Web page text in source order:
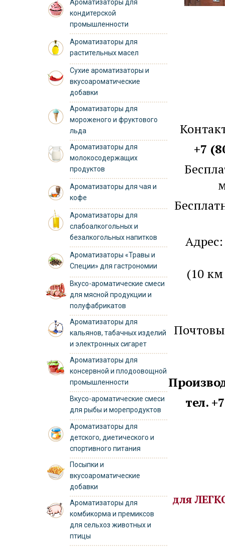
Ароматизаторы для
кондитерской
промышленности
Ароматизаторы для
растительных масел
Сухие ароматизаторы и
вкусоароматические
добавки
Ароматизаторы для
мороженого и фруктового
льда
Ароматизаторы для
молокосодержащих
продуктов
Ароматизаторы для чая и
кофе
Ароматизаторы для
слабоалкогольных и
безалкогольных напитков
Ароматизаторы «Травы и
Специи» для гастрономии
Вкусо-ароматические смеси
для мясной продукции и
полуфабрикатов
Ароматизаторы для
кальянов, табачных изделий
и электронных сигарет
Ароматизаторы для
консервной и плодоовощной
промышленности
Вкусо-ароматические смеси
для рыбы и морепродуктов
Ароматизаторы для
детского, диетического и
спортивного питания
Посыпки и
вкусоароматические
добавки
Ароматизаторы для
комбикорма и премиксов
для сельхоз животных и
птицы
+7
(10
тел.
для